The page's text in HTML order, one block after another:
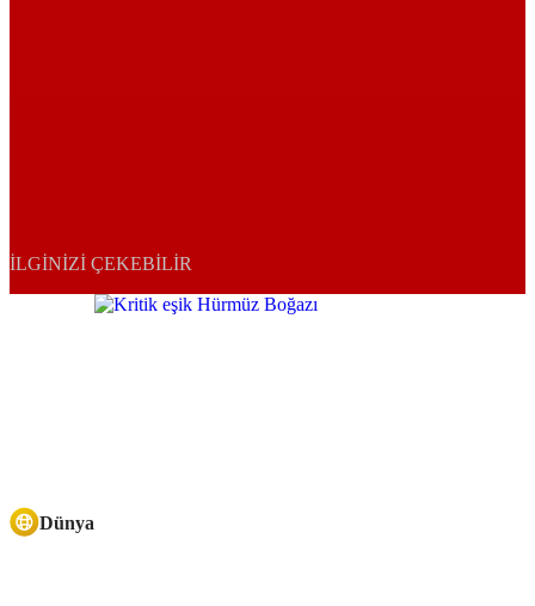
İLGINIZI ÇEKEBILIR
Dünya